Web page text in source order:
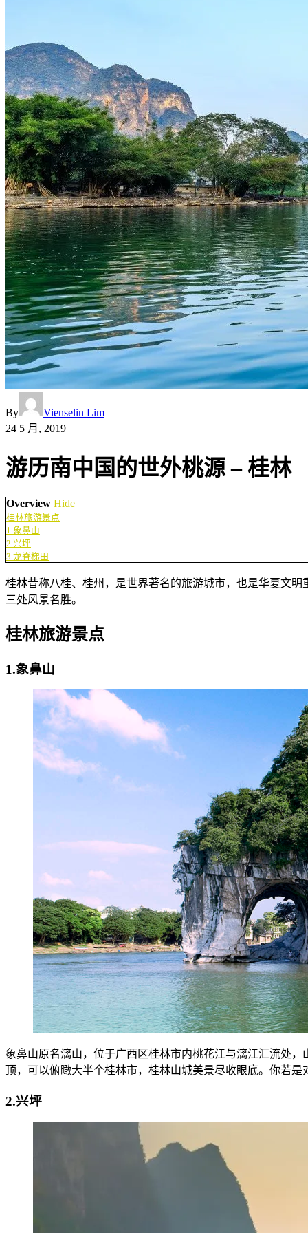
By
Vienselin Lim
24 5 月, 2019
游历南中国的世外桃源 – 桂林
Overview Hide
桂林旅游景点
1.象鼻山
2.兴坪
3.龙脊梯田
桂林昔称八桂、桂州，是世界著名的旅游城市，也是华夏文
三处风景名胜。
桂林旅游景点
1.象鼻山
象鼻山原名漓山，位于广西区桂林市内桃花江与漓江汇流处
顶，可以俯瞰大半个桂林市，桂林山城美景尽收眼底。你若
2.兴坪